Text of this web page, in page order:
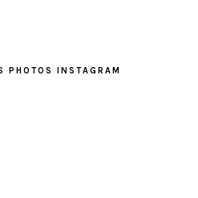
PHOTOS INSTAGRAM